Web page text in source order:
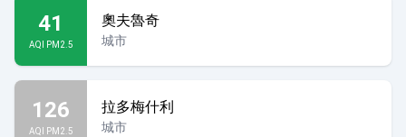
41
AQI PM2.5
奧夫魯奇
城市
126
AQI PM2.5
拉多梅什利
城市